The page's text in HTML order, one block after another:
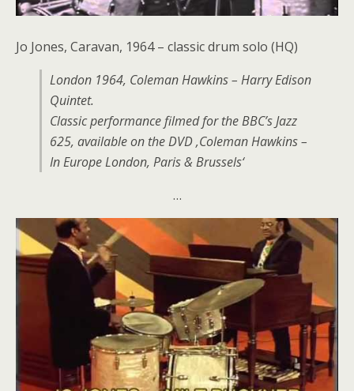
Jo Jones, Caravan, 1964 – classic drum solo (HQ)
London 1964, Coleman Hawkins – Harry Edison
Quintet.
Classic performance filmed for the BBC’s Jazz
625, available on the DVD ‚Coleman Hawkins –
In Europe London, Paris & Brussels‘
…